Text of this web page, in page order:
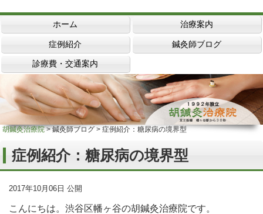
ホーム 治療案内
症例紹介 鍼灸師ブログ
診療費・交通案内
胡鍼灸治療院>鍼灸師ブログ>症例紹介：糖尿病の境界型
症例紹介：糖尿病の境界型
2017年10月06日 公開
こんにちは。渋谷区幡ヶ谷の胡鍼灸治療院です。